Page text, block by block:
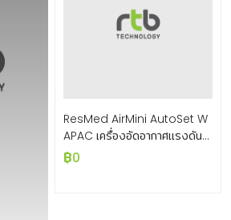
ResMed AirMini AutoSet W
APAC เครื่องอัดอากาศแรงดัน
บวกแบบปรับแรงดันอัตโนมัติ
฿0